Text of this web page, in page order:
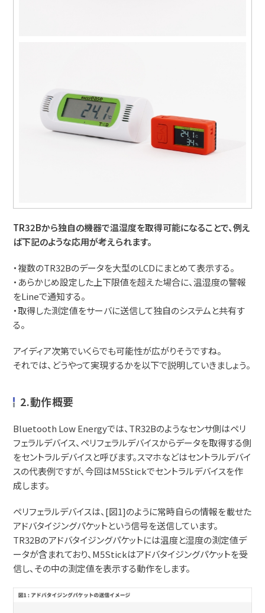
TR32Bから独自の機器で温湿度を取得可能になることで、例え
ば下記のような応用が考えられます。
・複数のTR32Bのデータを大型のLCDにまとめて表示する。
・あらかじめ設定した上下限値を超えた場合に、温湿度の警報
をLineで通知する。
・取得した測定値をサーバに送信して独自のシステムと共有す
る。
アイディア次第でいくらでも可能性が広がりそうですね。
それでは、どうやって実現するかを以下で説明していきましょう。
2.動作概要
Bluetooth Low Energyでは、TR32Bのようなセンサ側はペリ
フェラルデバイス、ペリフェラルデバイスからデータを取得する側
をセントラルデバイスと呼びます。スマホなどはセントラルデバイ
スの代表例ですが、今回はM5Stickでセントラルデバイスを作
成します。
ペリフェラルデバイスは、[図1]のように常時自らの情報を載せた
アドバタイジングパケットという信号を送信しています。
TR32Bのアドバタイジングパケットには温度と湿度の測定値デ
ータが含まれており、M5Stickはアドバタイジングパケットを受
信し、その中の測定値を表示する動作をします。